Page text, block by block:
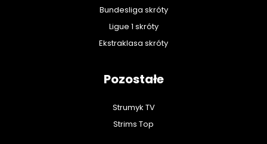
Bundesliga skróty
Ligue 1 skróty
Ekstraklasa skróty
Pozostałe
Strumyk TV
Strims Top